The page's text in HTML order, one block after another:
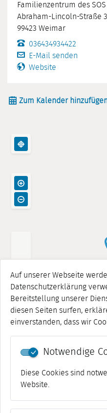
Auf unserer Webseite
Datenschutzerklärung
Bereitstellung unserer
diesen Seiten surfen,
einverstanden, dass wir
Notwendige
Diese Cookies sind
Website.
Familienzentrum des
Abraham-Lincoln-Straße
99423 Weimar
036434934422
E-Mail senden
Website
Zum Kalender